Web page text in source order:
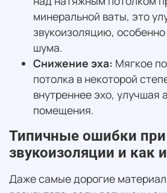
минеральной ваты, это
звукоизоляцию,
шума.
Снижение эха: Мягкое
потолка в некоторой
внутреннее эхо, улучшая
помещения.
Типичные ошибки
звукоизоляции и как
Даже самые дорогие